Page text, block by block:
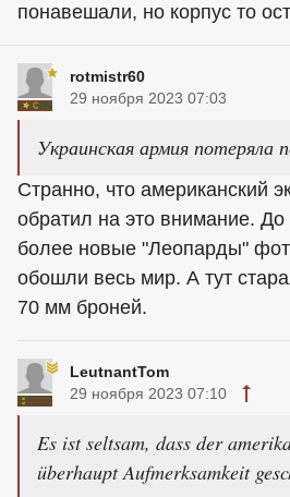
понавешали, но корпус то
rotmistr60
29 ноября 2023 07:03
Украинская армия потеряла
Странно, что американский
обратил на это внимание. До
более новые "Леопарды"
обошли весь мир. А тут
70 мм броней.
LeutnantTom
29 ноября 2023 07:10
Es ist seltsam, dass der
überhaupt Aufmerksamkeit